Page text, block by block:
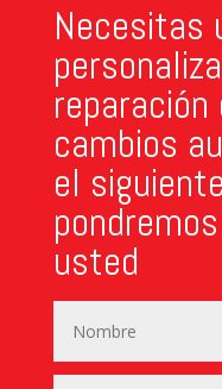
Necesitas
cambios
el
usted